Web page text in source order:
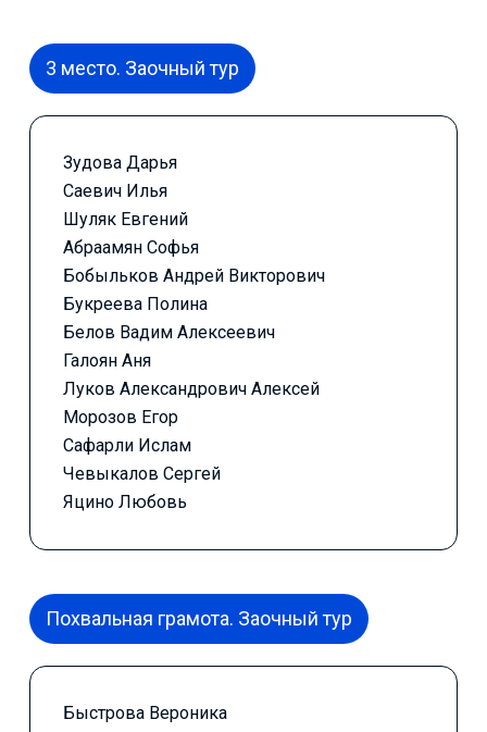
3 место. Заочный тур
Зудова Дарья
Саевич Илья
Шуляк Евгений
Абраамян Софья
Бобыльков Андрей Викторович
Букреева Полина
Белов Вадим Алексеевич
Галоян Аня
Луков Александрович Алексей
Морозов Егор
Сафарли Ислам
Чевыкалов Сергей
Яцино Любовь
Похвальная грамота. Заочный тур
Быстрова Вероника